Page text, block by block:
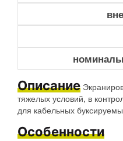
Описание
тяжелых условий, в
для кабельных
Особенности